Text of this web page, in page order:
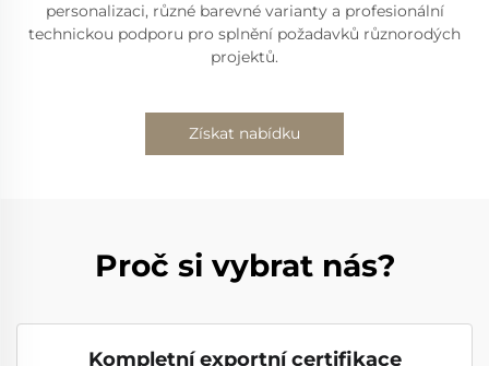
personalizaci, různé barevné varianty a profesionální
technickou podporu pro splnění požadavků různorodých
projektů.
Získat nabídku
Proč si vybrat nás?
Kompletní exportní certifikace